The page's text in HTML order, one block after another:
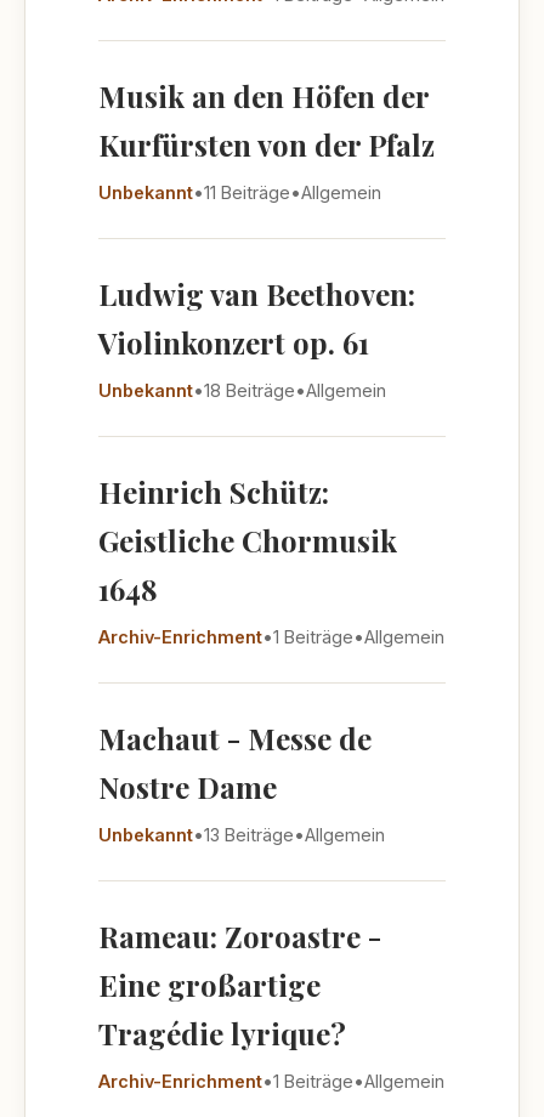
Musik an den Höfen der
Kurfürsten von der Pfalz
Unbekannt•11 Beiträge•Allgemein
Ludwig van Beethoven:
Violinkonzert op. 61
Unbekannt•18 Beiträge•Allgemein
Heinrich Schütz:
Geistliche Chormusik
1648
Archiv-Enrichment•1 Beiträge•Allgemein
Machaut - Messe de
Nostre Dame
Unbekannt•13 Beiträge•Allgemein
Rameau: Zoroastre -
Eine großartige
Tragédie lyrique?
Archiv-Enrichment•1 Beiträge•Allgemein